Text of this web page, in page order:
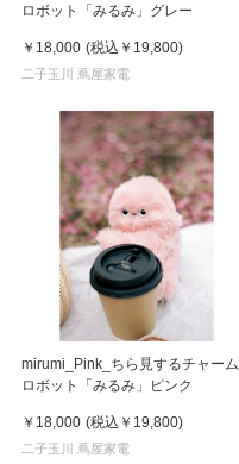
ロボット「みるみ」グレー
￥18,000 (税込 ￥19,800)
二子玉川 蔦屋家電
mirumi_Pink_ちら見するチャーム
ロボット「みるみ」ピンク
￥18,000 (税込 ￥19,800)
二子玉川 蔦屋家電